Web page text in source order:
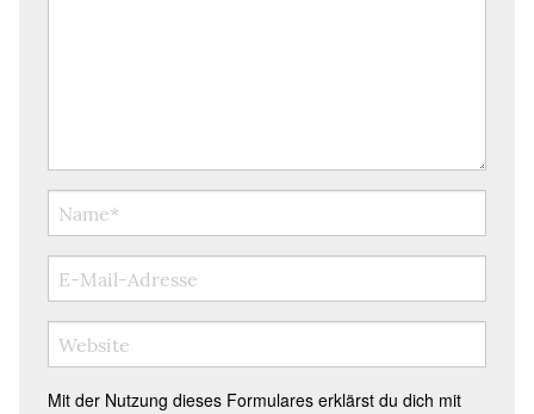
Mit der Nutzung dieses Formulares erklärst du dich mit